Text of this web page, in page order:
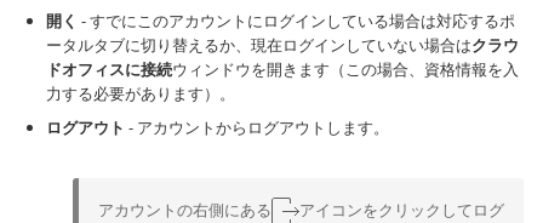
開く - すでにこのアカウントにログインしている場合は対応するポ
ータルタブに切り替えるか、現在ログインしていない場合はクラウ
ドオフィスに接続ウィンドウを開きます（この場合、資格情報を入
力する必要があります）。
ログアウト - アカウントからログアウトします。
アカウントの右側にある
アイコンをクリックしてログ